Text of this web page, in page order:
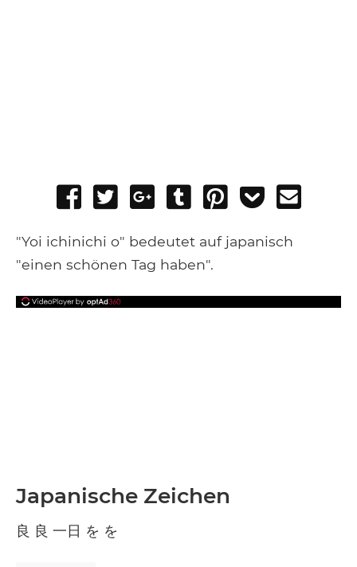
Share
Facebook
Tweet
Share
Google+
Post
Tumblr
Pin
Add
Pocket
"Yoi ichinichi o" bedeutet auf japanisch
"einen schönen Tag haben".
Japanische Zeichen
良 良 一日 を を